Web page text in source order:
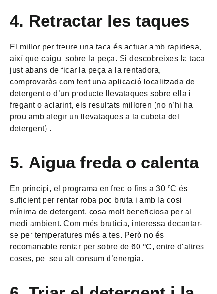
4. Retractar les taques
El millor per treure una taca és actuar amb rapidesa,
així que caigui sobre la peça. Si descobreixes la taca
just abans de ficar la peça a la rentadora,
comprovaràs com fent una aplicació localitzada de
detergent o d’un producte llevataques sobre ella i
fregant o aclarint, els resultats milloren (no n’hi ha
prou amb afegir un llevataques a la cubeta del
detergent) .
5. Aigua freda o calenta
En principi, el programa en fred o fins a 30 ºC és
suficient per rentar roba poc bruta i amb la dosi
mínima de detergent, cosa molt beneficiosa per al
medi ambient. Com més brutícia, interessa decantar-
se per temperatures més altes. Però no és
recomanable rentar per sobre de 60 ºC, entre d’altres
coses, pel seu alt consum d’energia.